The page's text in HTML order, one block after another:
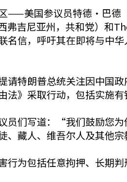
——美国参议员特德·巴德
弗吉尼亚州，共和党）和
名信，呼吁其在即将与中
请特朗普总统关注因中国
法》采取行动，包括实施
员们写道：“我们鼓励您
、藏人、维吾尔人及其他
行为包括任意拘押、长期